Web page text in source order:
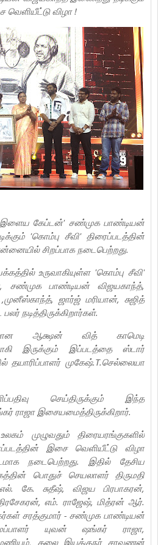
வெளியீட்டு விழா !
'இளைய கேப்டன்' சண்முக பாண்டியன்
'கொம்பு சீவி' திரைப்படத்தின்
சிறப்பாக நடைபெற்றது.
உருவாகியுள்ள 'கொம்பு சீவி'
சண்முக பாண்டியன் விஜயகாந்த்,
ஜார்ஜ் மரியான், சுஜித்
நடித்திருக்கிறார்கள்.
ஆக்ஷன் வித் காமெடி
இருக்கும் இப்படத்தை ஸ்டார்
தயாரிப்பாளர் முகேஷ்.T.செல்லையா
செய்திருக்கும் இந்த
ராஜா இசையமைத்திருக்கிறார்.
முழுவதும் திரையரங்குகளில்
இசை வெளியீட்டு விழா
நடைபெற்றது. இதில் தேசிய
பொதுச் செயலாளர் திருமதி
கே. சுதீஷ், விஜய பிரபாகரன்,
எம். ராஜேஷ், மித்ரன் ஆர்.
சரத்குமார் - சண்முக பாண்டியன்
யுவன் ஷங்கர் ராஜா,
கலை இயக்குநர் சரவணன்